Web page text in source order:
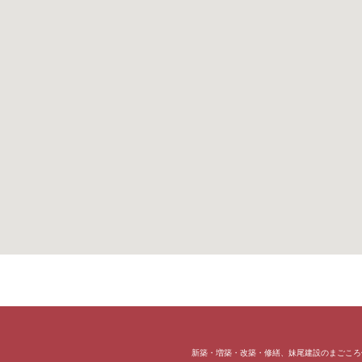
新築・増築・改築・修繕、妹尾建設のまごこ